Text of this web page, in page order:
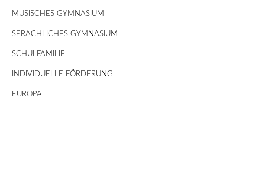
MUSISCHES GYMNASIUM
SPRACHLICHES GYMNASIUM
SCHULFAMILIE
INDIVIDUELLE FÖRDERUNG
EUROPA